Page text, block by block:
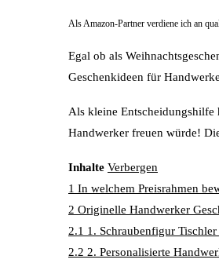
Als Amazon-Partner verdiene ich an
Egal ob als
Geschenkideen für
Als kleine Entscheidungshilfe
Handwerker freuen würde!
Inhalte Verbergen
1 In welchem Preisrahmen
2 Originelle Handwerker
2.1 1. Schraubenfigur
2.2 2. Personalisierte